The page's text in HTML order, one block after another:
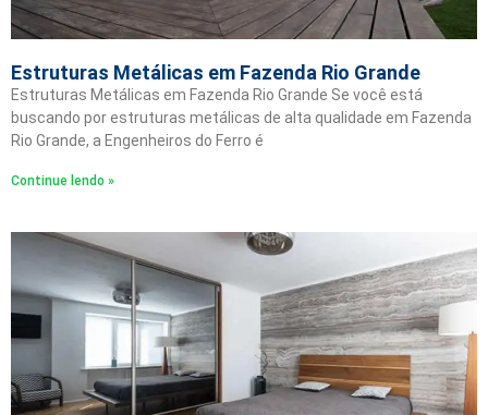
Estruturas Metálicas em Fazenda Rio Grande
Estruturas Metálicas em Fazenda Rio Grande Se você está
buscando por estruturas metálicas de alta qualidade em Fazenda
Rio Grande, a Engenheiros do Ferro é
Continue lendo »